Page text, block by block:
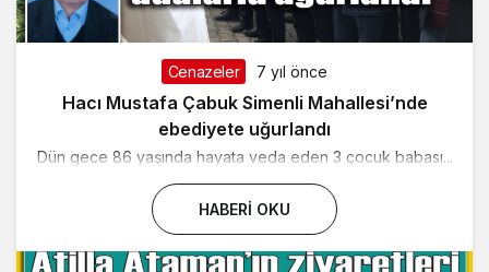
Cenazeler 7 yıl önce
Hacı Mustafa Çabuk Simenli Mahallesi’nde
ebediyete uğurlandı
Dün gece 86 yaşında hayata veda eden 3 çocuk babası...
HABERI OKU